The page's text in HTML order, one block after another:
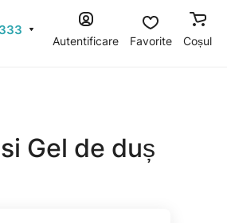
Autentificare Favorite Coșul
Gel de duș